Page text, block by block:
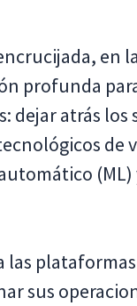
en
profunda
dejar atrás los
de
las
sus